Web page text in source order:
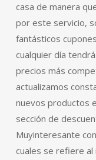
casa de manera
por este servicio,
fantásticos
cualquier día
precios más
actualizamos
nuevos productos
sección de
Muyinteresante
cuales se refiere